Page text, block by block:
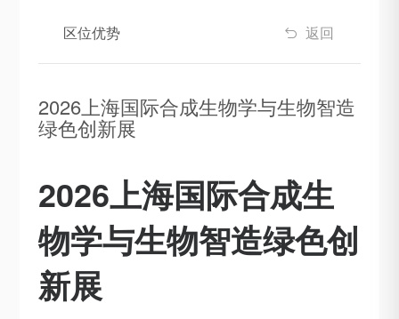
区位优势  返回
2026上海国际合成生物学与生物智造
绿色创新展
2026上海国际合成生
物学与生物智造绿色创
新展